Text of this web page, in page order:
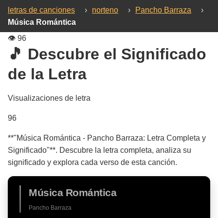
letras de canciones › norteno › Pancho Barraza
›
Música Romántica
👁️ 96
🎵 Descubre el Significado
de la Letra
Visualizaciones de letra
96
**"Música Romántica - Pancho Barraza: Letra Completa y
Significado"**. Descubre la letra completa, analiza su
significado y explora cada verso de esta canción.
Música Romántica
Pancho Barraza